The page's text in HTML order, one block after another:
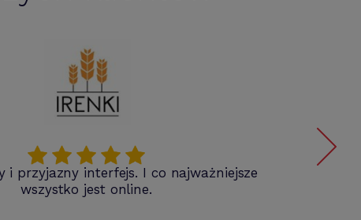
i przyjazny interfejs. I co najważniejsze
wszystko jest online.